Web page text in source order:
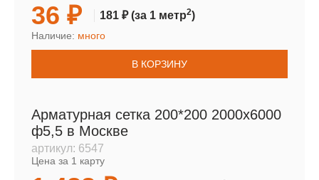
36 ₽ 181 ₽(за 1 метр2)
Наличие: много
В КОРЗИНУ
Арматурная сетка 200*200 2000х6000
ф5,5 в Москве
артикул: 6547
Цена за 1 карту